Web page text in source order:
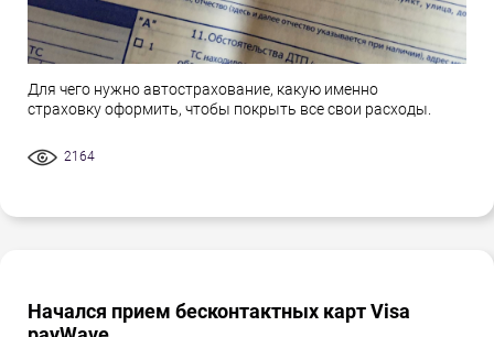
Для чего нужно автострахование, какую именно
страховку оформить, чтобы покрыть все свои расходы.
2164
Начался прием бесконтактных карт Visa